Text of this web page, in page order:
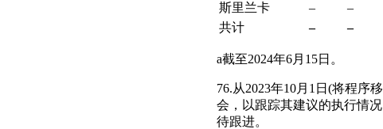
斯里兰卡
– –
共计
– –
a截至2024年6月15日。
76.从2023年10月1日(将程序
会，以跟踪其建议的执行情
待跟进。